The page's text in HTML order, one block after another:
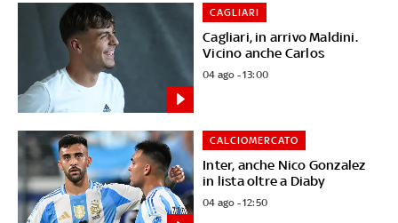
Cagliari, in arrivo Maldini.
Vicino anche Carlos
CAGLIARI
04 ago - 13:00
Inter, anche Nico Gonzalez
in lista oltre a Diaby
CALCIOMERCATO
04 ago - 12:50